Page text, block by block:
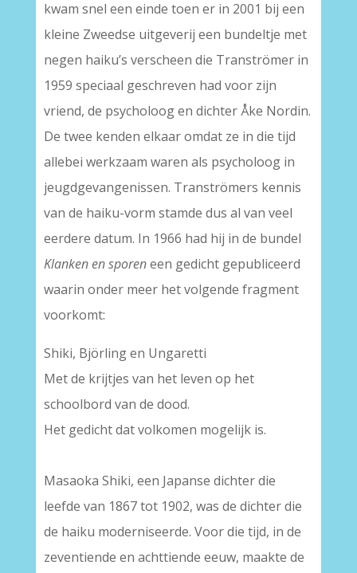
kwam snel een einde toen er in 2001 bij een
kleine Zweedse uitgeverij een bundeltje met
negen haiku’s verscheen die Tranströmer in
1959 speciaal geschreven had voor zijn
vriend, de psycholoog en dichter Åke Nordin.
De twee kenden elkaar omdat ze in die tijd
allebei werkzaam waren als psycholoog in
jeugdgevangenissen. Tranströmers kennis
van de haiku-vorm stamde dus al van veel
eerdere datum. In 1966 had hij in de bundel
Klanken en sporeneen gedicht gepubliceerd
waarin onder meer het volgende fragment
voorkomt:
Shiki, Björling en Ungaretti
Met de krijtjes van het leven op het
schoolbord van de dood.
Het gedicht dat volkomen mogelijk is.
Masaoka Shiki, een Japanse dichter die
leefde van 1867 tot 1902, was de dichter die
de haiku moderniseerde. Voor die tijd, in de
zeventiende en achttiende eeuw, maakte de